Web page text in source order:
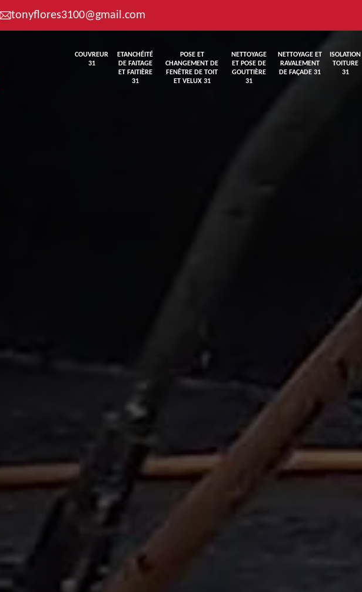
tonyflores3100@gmail.com
COUVREUR
31
ETANCHÉITÉ
DE FAITAGE
ET FAITIÈRE
31
POSE ET
CHANGEMENT DE
FENÊTRE DE TOIT
ET VELUX 31
NETTOYAGE
ET POSE DE
GOUTTIÈRE
31
NETTOYAGE ET
RAVALEMENT
DE FAÇADE 31
ISOLATION
TOITURE
31